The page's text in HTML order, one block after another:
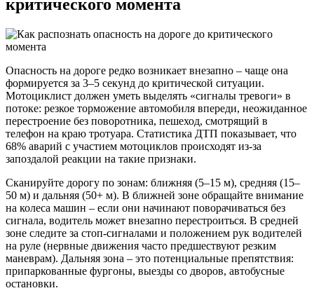
критического момента
Опасность на дороге редко возникает внезапно – чаще она
формируется за 3–5 секунд до критической ситуации.
Мотоциклист должен уметь выделять «сигналы тревоги» в
потоке: резкое торможение автомобиля впереди, неожиданное
перестроение без поворотника, пешеход, смотрящий в
телефон на краю тротуара. Статистика ДТП показывает, что
68% аварий с участием мотоциклов происходят из-за
запоздалой реакции на такие признаки.
Сканируйте дорогу по зонам: ближняя (5–15 м), средняя (15–
50 м) и дальняя (50+ м). В ближней зоне обращайте внимание
на колеса машин – если они начинают поворачиваться без
сигнала, водитель может внезапно перестроиться. В средней
зоне следите за стоп-сигналами и положением рук водителей
на руле (нервные движения часто предшествуют резким
маневрам). Дальняя зона – это потенциальные препятствия:
припаркованные фургоны, выезды со дворов, автобусные
остановки.